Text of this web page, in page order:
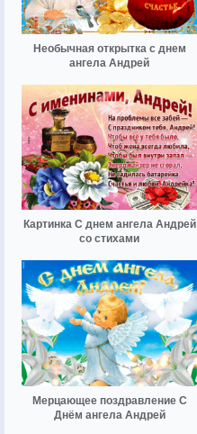
Необычная открытка с днем
ангела Андрей
Картинка С днем ангела Андрей
со стихами
Мерцающее поздравление С
Днём ангела Андрей